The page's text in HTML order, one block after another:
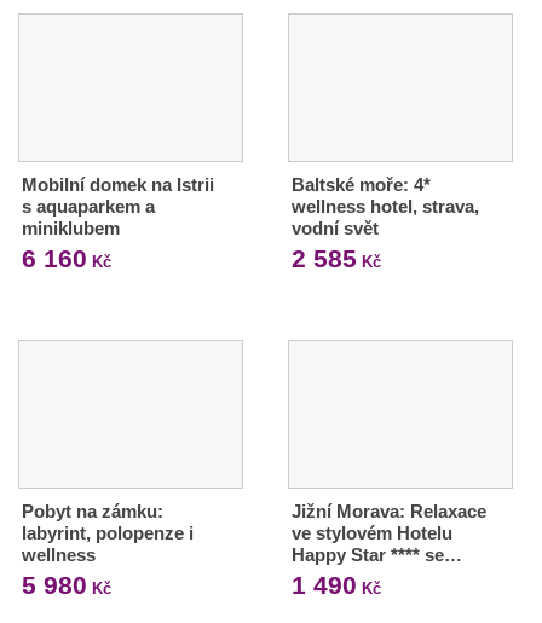
Mobilní domek na Istrii
s aquaparkem a
miniklubem
6 160 Kč
Baltské moře: 4*
wellness hotel, strava,
vodní svět
2 585 Kč
Pobyt na zámku:
labyrint, polopenze i
wellness
5 980 Kč
Jižní Morava: Relaxace
ve stylovém Hotelu
Happy Star **** se…
1 490 Kč